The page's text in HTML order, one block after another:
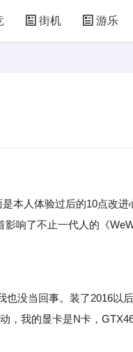
街机 游乐
本人体验过后的10点改进
响了不止一代人的《
没当回事。装了2016以
，我的显卡是N卡，